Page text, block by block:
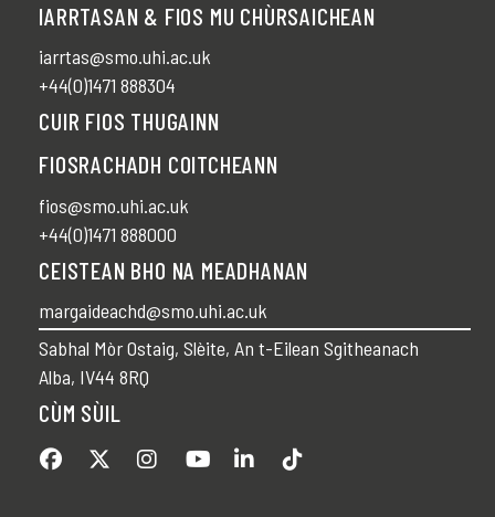
IARRTASAN & FIOS MU CHÙRSAICHEAN
iarrtas@smo.uhi.ac.uk
+44(0)1471 888304
CUIR FIOS THUGAINN
FIOSRACHADH COITCHEANN
fios@smo.uhi.ac.uk
+44(0)1471 888000
CEISTEAN BHO NA MEADHANAN
margaideachd@smo.uhi.ac.uk
Sabhal Mòr Ostaig, Slèite, An t-Eilean Sgitheanach
Alba, IV44 8RQ
CÙM SÙIL